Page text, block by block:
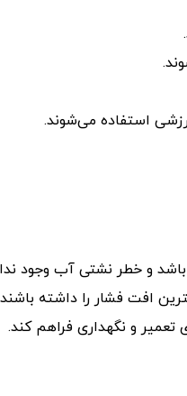
استفاده می‌شوند.
و خطر نشتی آب وجود
افت فشار را داشته
تعمیر و نگهداری فراهم کند.